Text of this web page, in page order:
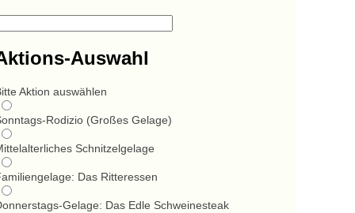
Auswahl
Aktion auswählen
Rodizio (Großes Gelage)
Schnitzelgelage
Das Ritteressen
Gelage: Das Edle Schweinesteak